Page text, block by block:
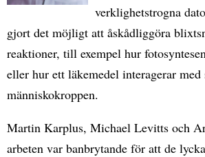
verklighetstrogna
gjort det möjligt att åskådliggöra
reaktioner, till exempel hur
eller hur ett läkemedel interagerar
människokroppen.
Martin Karplus, Michael Levitts och
arbeten var banbrytande för att de